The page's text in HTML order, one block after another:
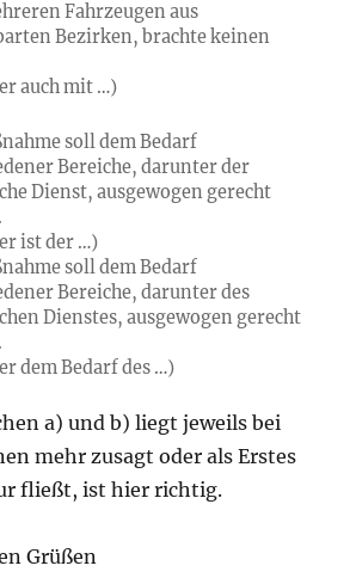
Fahrzeugen aus
Bezirken, brachte keinen
auch mit …)
soll dem Bedarf
Bereiche, darunterder
Dienst, ausgewogen gerecht
ist der …)
soll dem Bedarf
Bereiche, darunterdes
Dienstes, ausgewogen gerecht
dem Bedarf des …)
a) und b) liegt jeweils bei
mehr zusagt oder als Erstes
fließt, ist hier richtig.
Grüßen